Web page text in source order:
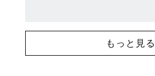
もっと見る